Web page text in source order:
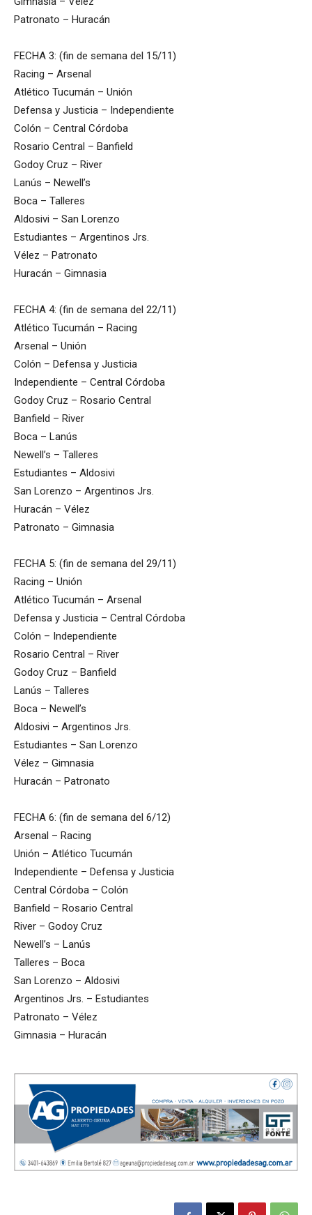
Patronato – Huracán
FECHA 3: (fin de semana del 15/11)
Racing – Arsenal
Atlético Tucumán – Unión
Defensa y Justicia – Independiente
Colón – Central Córdoba
Rosario Central – Banfield
Godoy Cruz – River
Lanús – Newell’s
Boca – Talleres
Aldosivi – San Lorenzo
Estudiantes – Argentinos Jrs.
Vélez – Patronato
Huracán – Gimnasia
FECHA 4: (fin de semana del 22/11)
Atlético Tucumán – Racing
Arsenal – Unión
Colón – Defensa y Justicia
Independiente – Central Córdoba
Godoy Cruz – Rosario Central
Banfield – River
Boca – Lanús
Newell’s – Talleres
Estudiantes – Aldosivi
San Lorenzo – Argentinos Jrs.
Huracán – Vélez
Patronato – Gimnasia
FECHA 5: (fin de semana del 29/11)
Racing – Unión
Atlético Tucumán – Arsenal
Defensa y Justicia – Central Córdoba
Colón – Independiente
Rosario Central – River
Godoy Cruz – Banfield
Lanús – Talleres
Boca – Newell’s
Aldosivi – Argentinos Jrs.
Estudiantes – San Lorenzo
Vélez – Gimnasia
Huracán – Patronato
FECHA 6: (fin de semana del 6/12)
Arsenal – Racing
Unión – Atlético Tucumán
Independiente – Defensa y Justicia
Central Córdoba – Colón
Banfield – Rosario Central
River – Godoy Cruz
Newell’s – Lanús
Talleres – Boca
San Lorenzo – Aldosivi
Argentinos Jrs. – Estudiantes
Patronato – Vélez
Gimnasia – Huracán